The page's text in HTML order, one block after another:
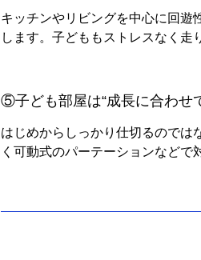
キッチンやリビングを中心に回遊
します。子どももストレスなく走
⑤子ども部屋は“成長に合わせ
はじめからしっかり仕切るのでは
く可動式のパーテーションなどで